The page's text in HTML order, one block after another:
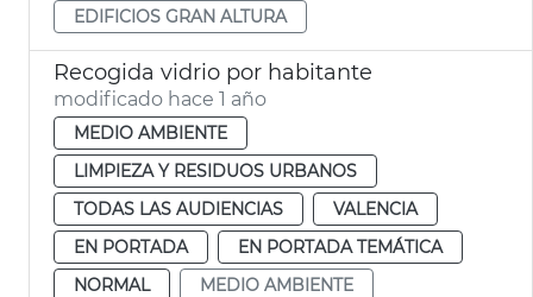
EDIFICIOS GRAN ALTURA
Recogida vidrio por habitante
modificado hace 1 año
MEDIO AMBIENTE
LIMPIEZA Y RESIDUOS URBANOS
TODAS LAS AUDIENCIAS
VALENCIA
EN PORTADA
EN PORTADA TEMÁTICA
NORMAL
MEDIO AMBIENTE